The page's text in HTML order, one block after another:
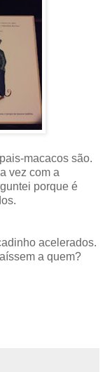
macacos são.
vez com a
porque é
acelerados.
a quem?